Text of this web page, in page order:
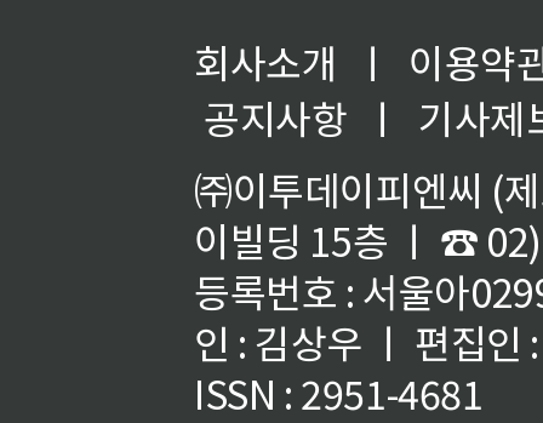
회사소개 ㅣ
이용약
공지사항
ㅣ
기사제
㈜이투데이피엔씨 (
이빌딩 15층 ㅣ ☎
등록번호 : 서울아
인 : 김상우 ㅣ 편집인
ISSN : 2951-4681